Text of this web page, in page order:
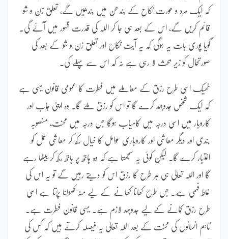
کہ ایک مرد و عورت نکاح کے بندھن میں بندھیں گے، تعلق زن و شو
قائم کریں گے، اس کے بعد ہی جا کر اللہ کی قدرت ظہور میں آئے گی۔
گویا پوری بات یہ ہوگی کہ یہ آیت نکاح اور تعلق زن و شو کے بعد کی
صورتحال کو زیر بحث لا رہی ہے نہ کہ اس سے پہلے کی۔
ٹھیک اسی طرح رزق کے معاملے میں فطرت کا عمومی قانون یہی ہے
کہ ایک شخص جدوجہد کرے گا تو اس کو رزق ملے گا۔ وہ اپنی جاب اور
کاروبار میں اسی درجہ میں کامیاب ہوگا جس درجہ میں محنت، منصوبہ
بندی اور دیگر معاشی اور کاروباری عوامل کا خیال رکھ کر معاشی عمل کو
اختیار کرے گا۔ لیکن کوئی یہ سمجھتا ہے کہ وہ ہاتھ پر ہاتھ رکھ کر بیٹھا رہے
گا اور اللہ تعالیٰ ہی ہر طرح کا رزق اس کو دیتے رہیں گے تو یہ اس کی
غلط فہمی ہے۔ جس طرح کھانا کھانے کے لیے منہ کھولنا پڑتا ہے اسی
طرح رزق کمانے کے لیے جدوجہد لازم ہے۔ یہی قانون فطرت ہے۔
تاہم انسانوں کی محنت کے بعد اللہ تعالیٰ یہ فیصلہ کرتے ہیں کہ کس کی